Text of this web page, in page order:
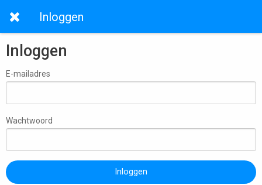
Inloggen
Inloggen
E-mailadres
Wachtwoord
Inloggen